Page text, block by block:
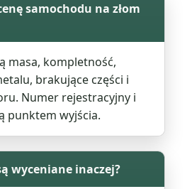
samochodu na złom
masa, kompletność,
brakujące części i
Numer rejestracyjny i
punktem wyjścia.
wyceniane inaczej?